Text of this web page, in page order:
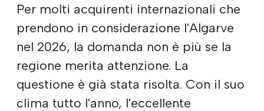
Per molti acquirenti internazionali che
prendono in considerazione l'Algarve
nel 2026, la domanda non è più se la
regione merita attenzione. La
questione è già stata risolta. Con il suo
clima tutto l'anno, l'eccellente